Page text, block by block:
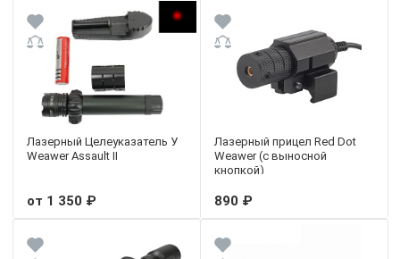
Лазерный Целеуказатель У
Weawer Assault II
от 1 350 ₽
Лазерный прицел Red Dot
Weawer (с выносной
кнопкой)
890 ₽